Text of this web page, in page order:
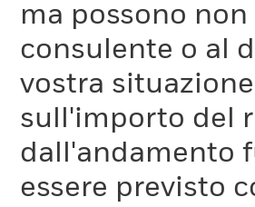
ma possono
consulente o al
vostra
sull'importo del
dall'andamento
essere previsto